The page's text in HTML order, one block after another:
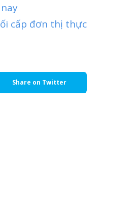
cấp đơn thị thực
Share on Twitter